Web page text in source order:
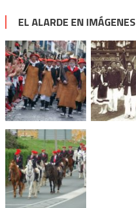
EL ALARDE EN IMÁGENES